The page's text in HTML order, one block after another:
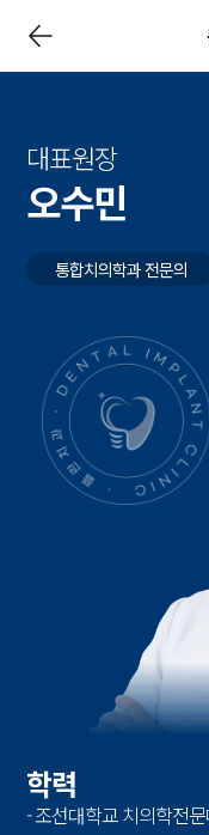
뉴
대표원장
오수민
통합치의학과 전문의
학력
- 조선대학교 치의학전